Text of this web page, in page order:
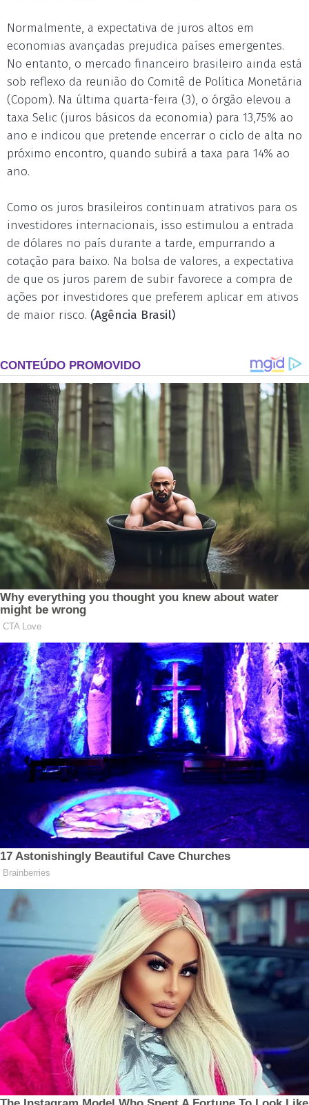
Normalmente, a expectativa de juros altos em
economias avançadas prejudica países emergentes.
No entanto, o mercado financeiro brasileiro ainda está
sob reflexo da reunião do Comitê de Política Monetária
(Copom). Na última quarta-feira (3), o órgão elevou a
taxa Selic (juros básicos da economia) para 13,75% ao
ano e indicou que pretende encerrar o ciclo de alta no
próximo encontro, quando subirá a taxa para 14% ao
ano.
Como os juros brasileiros continuam atrativos para os
investidores internacionais, isso estimulou a entrada
de dólares no país durante a tarde, empurrando a
cotação para baixo. Na bolsa de valores, a expectativa
de que os juros parem de subir favorece a compra de
ações por investidores que preferem aplicar em ativos
de maior risco. (Agência Brasil)